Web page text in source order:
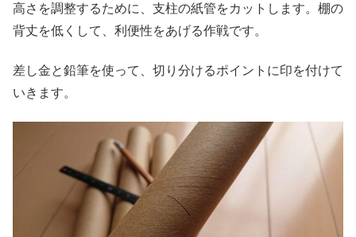
高さを調整するために、支柱の紙管をカットします。棚の
背丈を低くして、利便性をあげる作戦です。
差し金と鉛筆を使って、切り分けるポイントに印を付けて
いきます。